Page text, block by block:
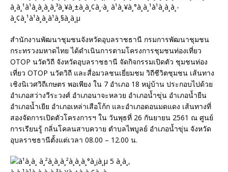
สำนักงานพัฒนาชุมชนจังหวัดอุบลราชธานี กรมการพัฒนาชุมชน
กระทรวงมหาดไทย ได้ดำเนินการตามโครงการชุมชนท่องเที่ยว
OTOP นวัตวิถี จังหวัดอุบลราชธานี จัดกิจกรรมเปิดตัว ชุมชนท่อง
เที่ยว OTOP นวัตวิถี และสื่อมวลชนเยี่ยมชม วิถีชีวิตชุมชน เส้นทาง
เชิงนิเวศวิถีเกษตร พอเพียง ใน 7 อำเภอ 18 หมู่บ้าน ประกอบไปด้วย
อำเภอสว่างวีระวงศ์ อำเภอนาจะหลวย อำเภอน้ำขุ่น อำเภอน้ำยืน
อำเภอน้ำเยีย อำเภอเหล่าเสือโก้ก และอำเภอดอนมดแดง เส้นทางที่
สองจัดการเปิดตัวโครงการฯ ใน วันพุธที่ 26 กันยายน 2561 ณ ศูนย์
การเรียนรู้ กลิ่นโคลนสาบควาย ตำบลไพบูลย์ อำเภอน้ำขุ่น จังหวัด
อุบลราชธานีตั้งแต่เวลา 08.00 – 12.00 น.